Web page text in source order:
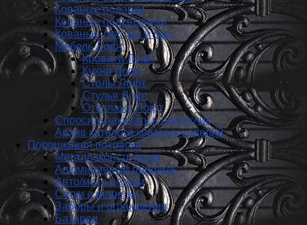
Кованые подарки
Кованые подсвечники
Кованые люстры и бра
Мебель Лофт
Кровати Лофт
Кухни Лофт
Столы Лофт
Стулья Лофт
Стеллажи Лофт
Спросить/заказать в один клик
Архив каталога кованых изделий
Порошковая покраска
Металлоконструкции
Алюминиевый профиль
Авто/мото детали
Сетки и решетки
Заборы и ограждения
Батареи